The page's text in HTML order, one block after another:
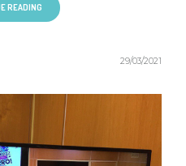
READING
29/03/2021